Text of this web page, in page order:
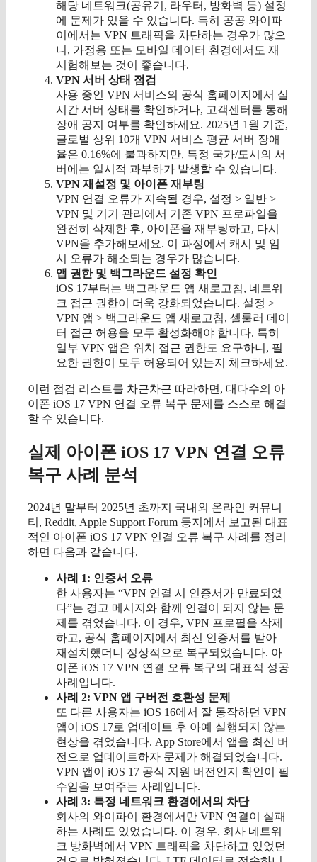
해당 네트워크(공유기, 라우터, 방화벽 등) 설정
에 문제가 있을 수 있습니다. 특히 공공 와이파
이에서는 VPN 트래픽을 차단하는 경우가 많으
니, 가정용 또는 모바일 데이터 환경에서도 재
시험해보는 것이 좋습니다.
VPN 서버 상태 점검
사용 중인 VPN 서비스의 공식 홈페이지에서 실
시간 서버 상태를 확인하거나, 고객센터를 통해
장애 공지 여부를 확인하세요. 2025년 1월 기준,
글로벌 상위 10개 VPN 서비스 평균 서버 장애
율은 0.16%에 불과하지만, 특정 국가/도시의 서
버에는 일시적 과부하가 발생할 수 있습니다.
VPN 재설정 및 아이폰 재부팅
VPN 연결 오류가 지속될 경우, 설정 > 일반 >
VPN 및 기기 관리에서 기존 VPN 프로파일을
완전히 삭제한 후, 아이폰을 재부팅하고, 다시
VPN을 추가해보세요. 이 과정에서 캐시 및 임
시 오류가 해소되는 경우가 많습니다.
앱 권한 및 백그라운드 설정 확인
iOS 17부터는 백그라운드 앱 새로고침, 네트워
크 접근 권한이 더욱 강화되었습니다. 설정 >
VPN 앱 > 백그라운드 앱 새로고침, 셀룰러 데이
터 접근 허용을 모두 활성화해야 합니다. 특히
일부 VPN 앱은 위치 접근 권한도 요구하니, 필
요한 권한이 모두 허용되어 있는지 체크하세요.
이런 점검 리스트를 차근차근 따라하면, 대다수의 아
이폰 iOS 17 VPN 연결 오류 복구 문제를 스스로 해결
할 수 있습니다.
실제 아이폰 iOS 17 VPN 연결 오류
복구 사례 분석
2024년 말부터 2025년 초까지 국내외 온라인 커뮤니
티, Reddit, Apple Support Forum 등지에서 보고된 대표
적인 아이폰 iOS 17 VPN 연결 오류 복구 사례를 정리
하면 다음과 같습니다.
사례 1: 인증서 오류
한 사용자는 “VPN 연결 시 인증서가 만료되었
다”는 경고 메시지와 함께 연결이 되지 않는 문
제를 겪었습니다. 이 경우, VPN 프로필을 삭제
하고, 공식 홈페이지에서 최신 인증서를 받아
재설치했더니 정상적으로 복구되었습니다. 아
이폰 iOS 17 VPN 연결 오류 복구의 대표적 성공
사례입니다.
사례 2: VPN 앱 구버전 호환성 문제
또 다른 사용자는 iOS 16에서 잘 동작하던 VPN
앱이 iOS 17로 업데이트 후 아예 실행되지 않는
현상을 겪었습니다. App Store에서 앱을 최신 버
전으로 업데이트하자 문제가 해결되었습니다.
VPN 앱이 iOS 17 공식 지원 버전인지 확인이 필
수임을 보여주는 사례입니다.
사례 3: 특정 네트워크 환경에서의 차단
회사의 와이파이 환경에서만 VPN 연결이 실패
하는 사례도 있었습니다. 이 경우, 회사 네트워
크 방화벽에서 VPN 트래픽을 차단하고 있었던